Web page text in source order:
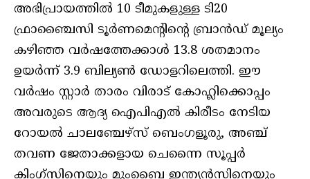
അഭിപ്രായത്തില്‍ 10 ടീമുകളുള്ള ടി20
ഫ്രാഞ്ചൈസി ടൂര്‍ണമെന്റിന്റെ ബ്രാന്‍ഡ് മൂല്യം
കഴിഞ്ഞ വര്‍ഷത്തേക്കാള്‍ 13.8 ശതമാനം
ഉയര്‍ന്ന് 3.9 ബില്യണ്‍ ഡോളറിലെത്തി. ഈ
വര്‍ഷം സ്റ്റാര്‍ താരം വിരാട് കോഹ്ലിക്കൊപ്പം
അവരുടെ ആദ്യ ഐപിഎല്‍ കിരീടം നേടിയ
റോയല്‍ ചാലഞ്ചേഴ്‌സ് ബെംഗളൂരു, അഞ്ച്
തവണ ജേതാക്കളായ ചെന്നൈ സൂപ്പര്‍
കിംഗ്സിനെയും മുംബൈ ഇന്ത്യന്‍സിനെയും